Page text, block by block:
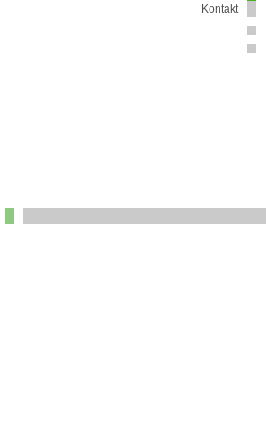
Kontakt